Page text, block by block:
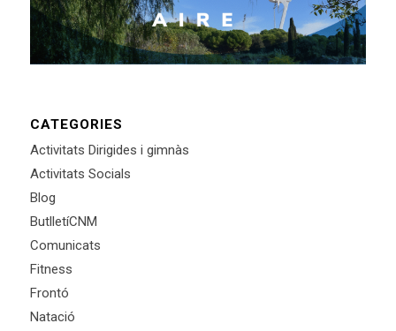
CATEGORIES
Activitats Dirigides i gimnàs
Activitats Socials
Blog
ButlletíCNM
Comunicats
Fitness
Frontó
Natació